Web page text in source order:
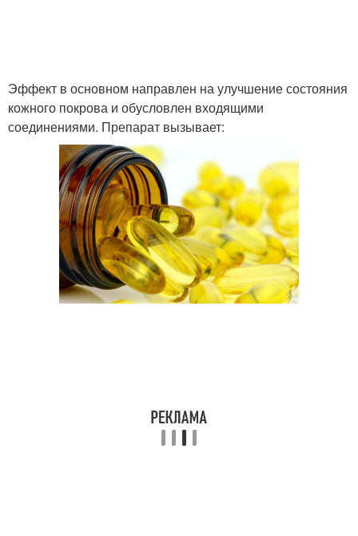
Эффект в основном направлен на улучшение состояния
кожного покрова и обусловлен входящими
соединениями. Препарат вызывает: